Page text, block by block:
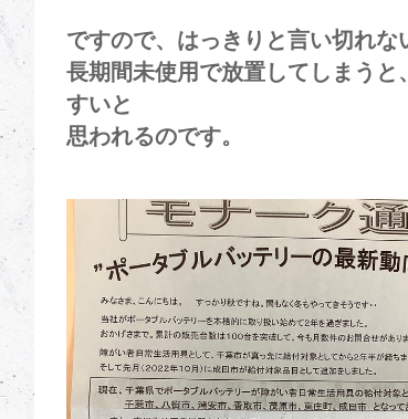
ですので、はっきりと言い切れな
長期間未使用で放置してしまう
すいと
思われるのです。